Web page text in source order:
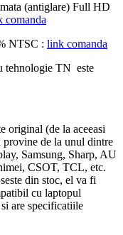
(antiglare) Full HD
comanda
NTSC : link comanda
tehnologie TN este
original (de la aceeasi
provine de la unul dintre
Samsung, Sharp, AU
CSOT, TCL, etc.
din stoc, el va fi
cu laptopul
are specificatiile